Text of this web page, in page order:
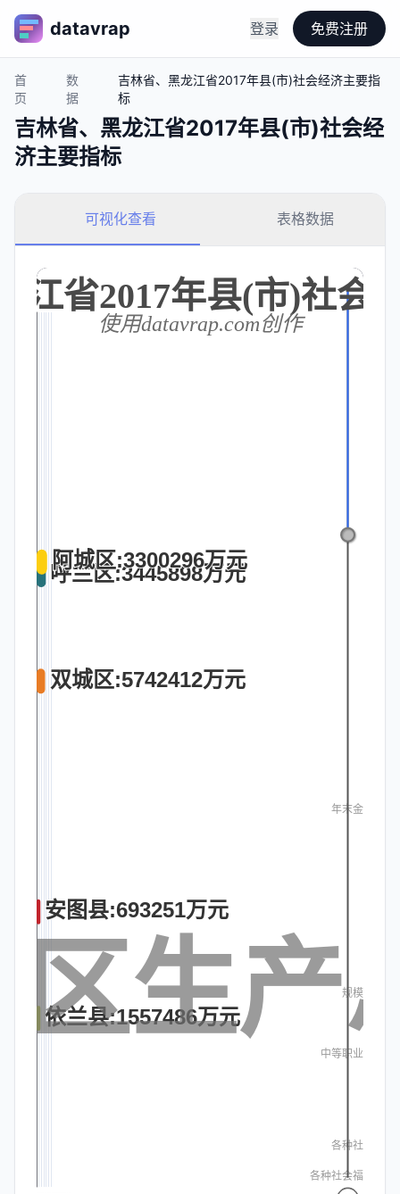
datavrap 登录 免费注册
首
页
数
据
吉林省、黑龙江省2017年县(市)社会经济主要指
标
吉林省、黑龙江省2017年县(市)社会经
济主要指标
可视化查看 表格数据